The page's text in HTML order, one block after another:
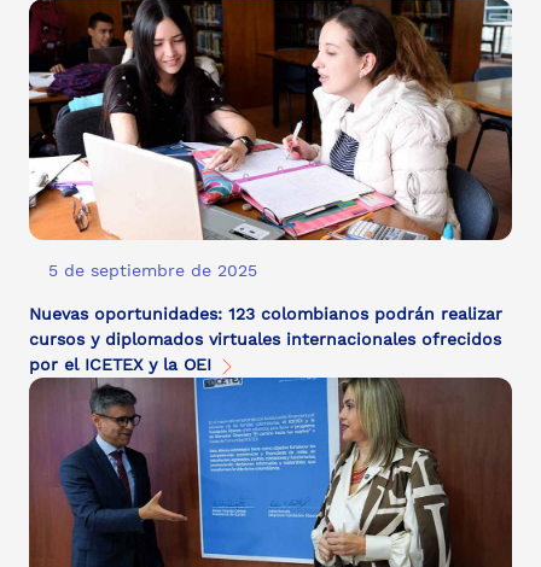
5 de septiembre de 2025
Nuevas oportunidades: 123 colombianos podrán realizar
cursos y diplomados virtuales internacionales ofrecidos
por el ICETEX y la OEI